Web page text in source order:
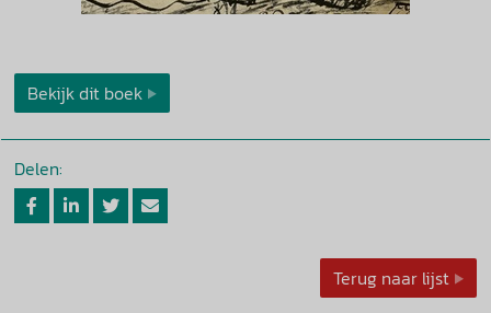
Bekijk dit boek
Delen:
Terug naar lijst